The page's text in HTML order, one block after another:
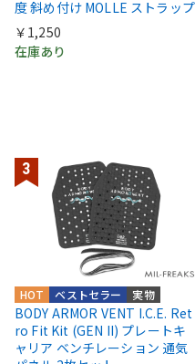
度 斜め付け MOLLE ストラップ
￥1,250
在庫あり
実物
ベストセラー
HOT
BODY ARMOR VENT I.C.E. Ret
ro Fit Kit (GEN II) プレートキ
ャリア ベンチレーション 通気